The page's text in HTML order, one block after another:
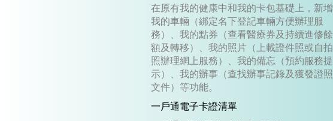
在原有我的健康中和我的卡包基礎上，新增
我的車輛（綁定名下登記車輛方便辦理服
務）、我的點券（查看醫療券及持續進修餘
額及轉移）、我的照片（上載證件照或自拍
照辦理網上服務）、我的備忘（預約服務提
示）、我的辦事（查找辦事記錄及獲發證照
文件）等功能。
一戶通電子卡證清單